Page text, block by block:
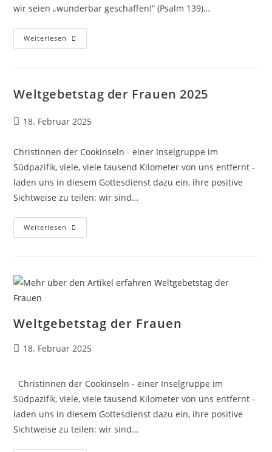
wir seien „wunderbar geschaffen!“ (Psalm 139)…
Weiterlesen Weltgebetstag
Der
Weltgebetstag der Frauen 2025
Beitrag
18. Februar 2025
Christinnen der Cookinseln - einer Inselgruppe im
Südpazifik, viele, viele tausend Kilometer von uns entfernt -
laden uns in diesem Gottesdienst dazu ein, ihre positive
Sichtweise zu teilen: wir sind…
Weiterlesen Weltgebetstag
Der
Weltgebetstag der Frauen
Beitrag
18. Februar 2025
Christinnen der Cookinseln - einer Inselgruppe im
Südpazifik, viele, viele tausend Kilometer von uns entfernt -
laden uns in diesem Gottesdienst dazu ein, ihre positive
Sichtweise zu teilen: wir sind…